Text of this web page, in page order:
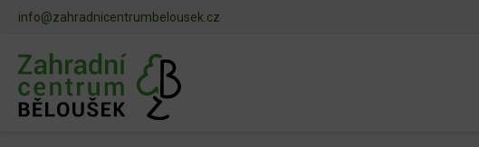
info@zahradnicentrumbelousek.cz